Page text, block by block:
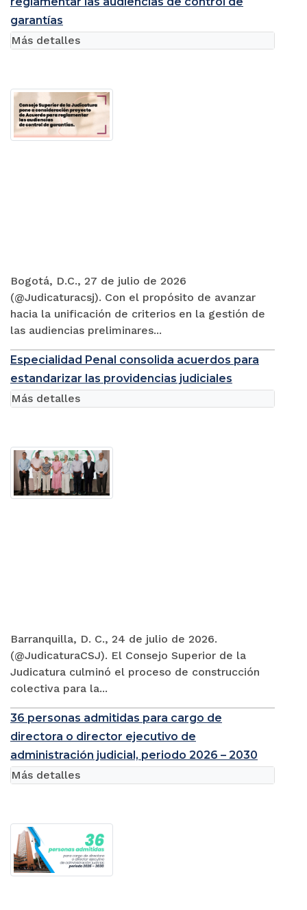
garantías
Bogotá, D.C., 27 de julio de 2026
(@Judicaturacsj). Con el propósito de avanzar
hacia la unificación de criterios en la gestión de
las audiencias preliminares...
Más detalles
Especialidad Penal consolida acuerdos para
estandarizar las providencias judiciales
Barranquilla, D. C., 24 de julio de 2026.
(@JudicaturaCSJ). El Consejo Superior de la
Judicatura culminó el proceso de construcción
colectiva para la...
Más detalles
36 personas admitidas para cargo de
directora o director ejecutivo de
administración judicial, periodo 2026 – 2030
Más detalles